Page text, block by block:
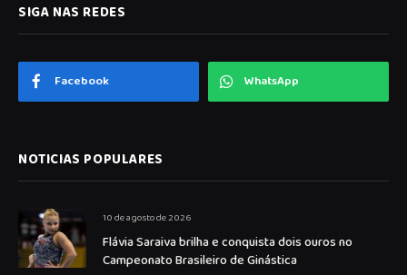
SIGA NAS REDES
Facebook WhatsApp
NOTICIAS POPULARES
10 de agosto de 2026
Flávia Saraiva brilha e conquista dois ouros no
Campeonato Brasileiro de Ginástica